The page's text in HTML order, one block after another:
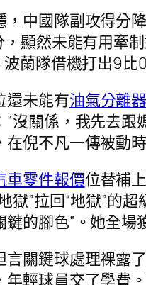
，中國隊副攻得分
，顯然未能有用牽
蘭隊借機打出9比
還未能有油氣分離
沒關係，我先去
在倪不凡一傳被動
車零件報價位替補
獄”拉回“地獄”的
的腳色”。她全
言關鍵球處理裸露
輕球員交了學費